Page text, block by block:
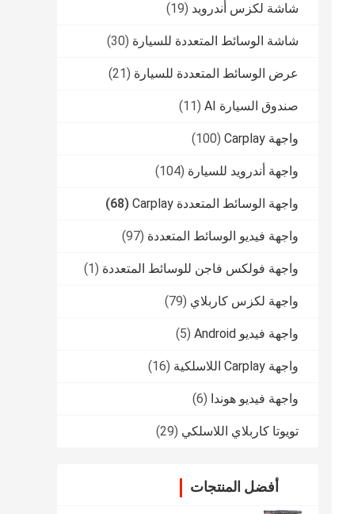
شاشة لكزس أندرويد (19)
شاشة الوسائط المتعددة للسيارة (30)
عرض الوسائط المتعددة للسيارة (21)
صندوق السيارة AI (11)
واجهة Carplay (100)
واجهة أندرويد للسيارة (104)
واجهة الوسائط المتعددة Carplay (68)
واجهة فيديو الوسائط المتعددة (97)
واجهة فولكس فاجن للوسائط المتعددة (1)
واجهة لكزس كاربلاي (79)
واجهة فيديو Android (5)
واجهة Carplay اللاسلكية (16)
واجهة فيديو هوندا (6)
تويوتا كاربلاي اللاسلكي (29)
أفضل المنتجات